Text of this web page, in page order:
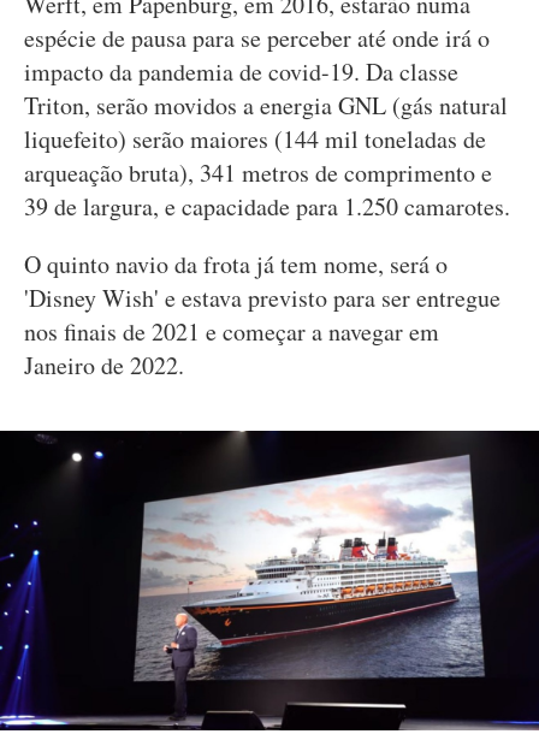
espécie de pausa para se perceber até onde irá o
impacto da pandemia de covid-19. Da classe
Triton, serão movidos a energia GNL (gás natural
liquefeito) serão maiores (144 mil toneladas de
arqueação bruta), 341 metros de comprimento e
39 de largura, e capacidade para 1.250 camarotes.
O quinto navio da frota já tem nome, será o
'Disney Wish' e estava previsto para ser entregue
nos finais de 2021 e começar a navegar em
Janeiro de 2022.